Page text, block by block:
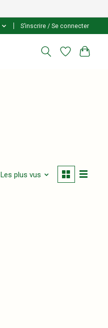
S’inscrire / Se connecter
Les plus vus